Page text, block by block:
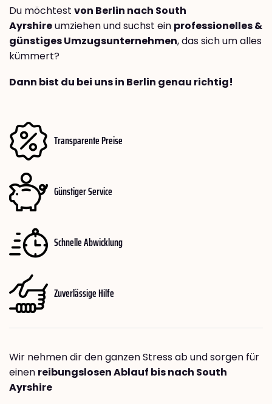
Du möchtest von Berlin nach South
Ayrshireumziehen und suchst ein professionelles &
günstiges Umzugsunternehmen, das sich um alles
kümmert?
Dann bist du bei uns in Berlin genau richtig!
Transparente Preise
Günstiger Service
Schnelle Abwicklung
Zuverlässige Hilfe
Wir nehmen dir den ganzen Stress ab und sorgen für
einen reibungslosen Ablauf bis nach South
Ayrshire